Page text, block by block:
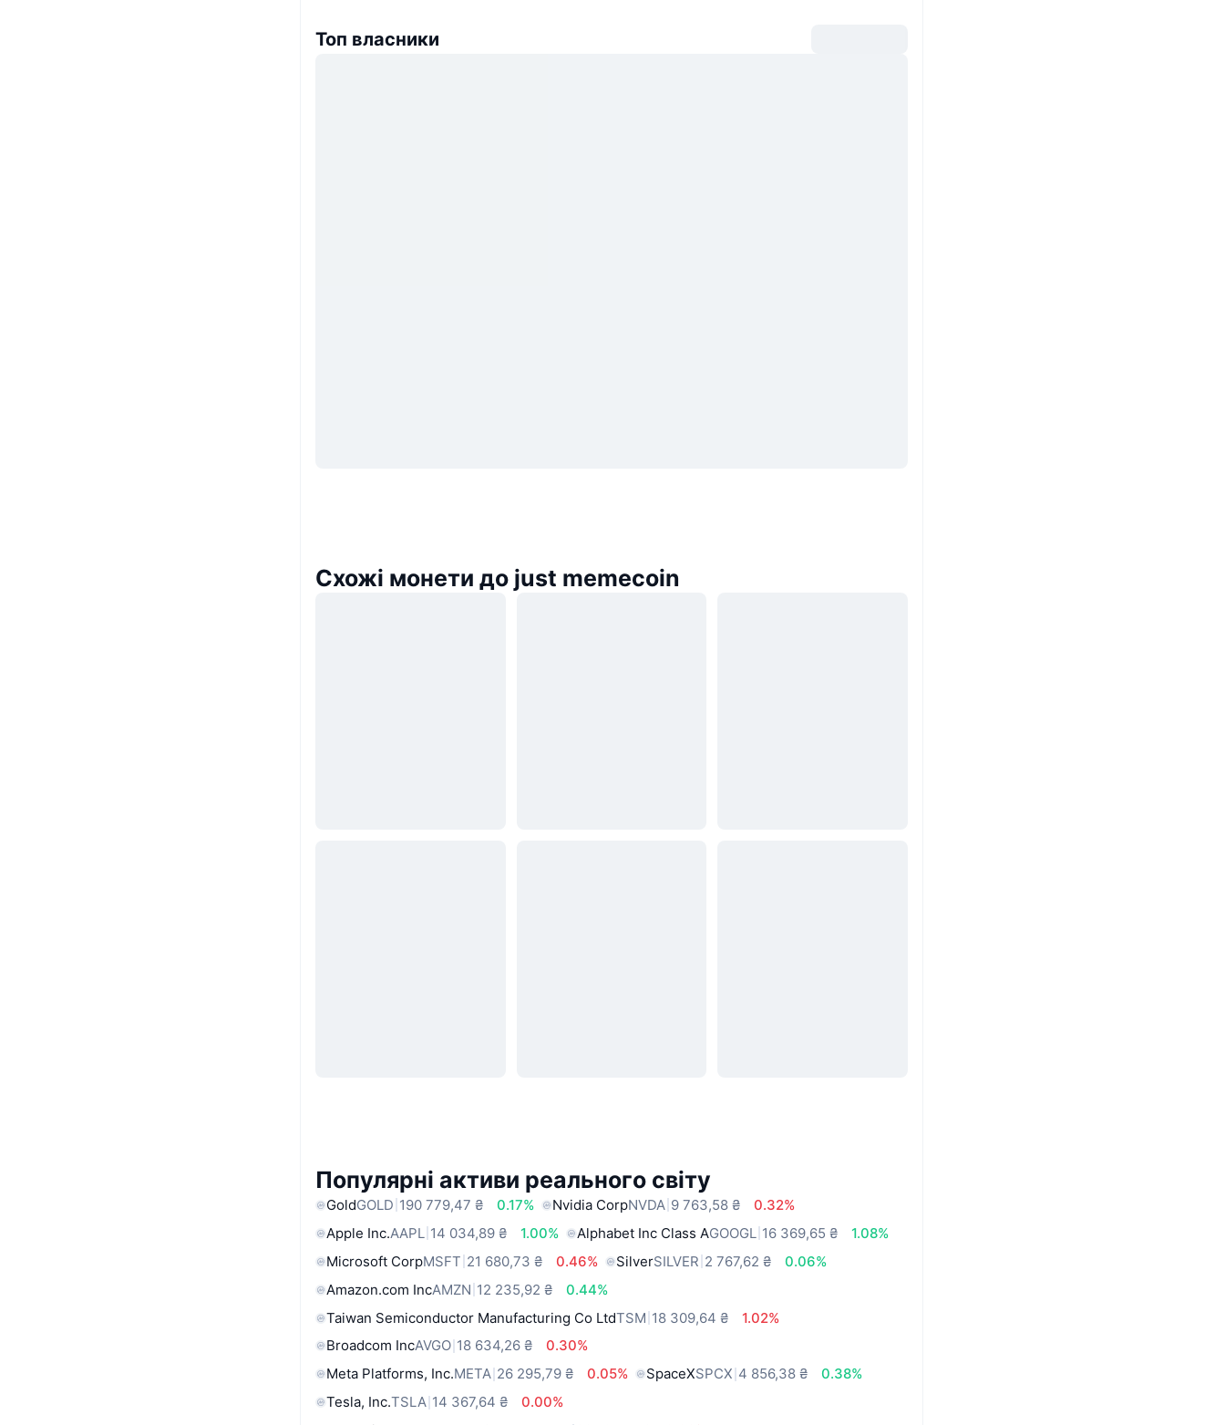
Топ власники
Схожі монети до just memecoin
Популярні активи реального світу
GoldGOLD 190 779,47 ₴ 0.17% Nvidia CorpNVDA 9 763,58 ₴
0.32%
Apple Inc.AAPL 14 034,89 ₴ 1.00% Alphabet Inc Class AGOOGL 16 369,65 ₴
1.08%
Microsoft CorpMSFT 21 680,73 ₴ 0.46% SilverSILVER 2 767,62 ₴
0.06%
Amazon.com IncAMZN 12 235,92 ₴
0.44%
Taiwan Semiconductor Manufacturing Co LtdTSM 18 309,64 ₴
1.02%
Broadcom IncAVGO 18 634,26 ₴
0.30%
Meta Platforms, Inc.META 26 295,79 ₴ 0.05% SpaceXSPCX 4 856,38 ₴
0.38%
Tesla, Inc.TSLA 14 367,64 ₴
0.00%